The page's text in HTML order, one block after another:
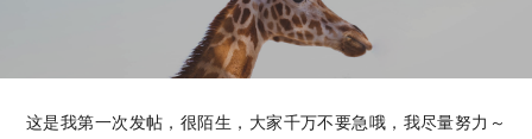
这是我第一次发帖，很陌生，大家千万不要急哦，我尽量努力～